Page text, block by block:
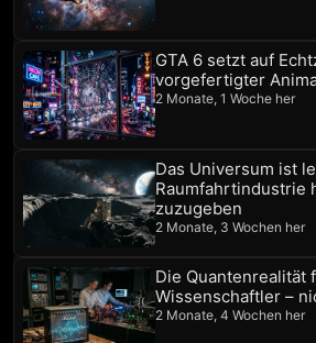
GTA 6 setzt auf
vorgefertigter
2 Monate, 1 Woche her
Das Universum ist
Raumfahrtindustrie
zuzugeben
2 Monate, 3 Wochen her
Die Quantenrealität
Wissenschaftler –
2 Monate, 4 Wochen her